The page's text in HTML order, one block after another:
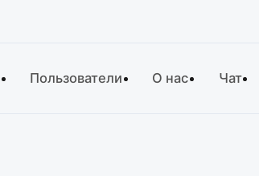
Пользователи О нас Чат